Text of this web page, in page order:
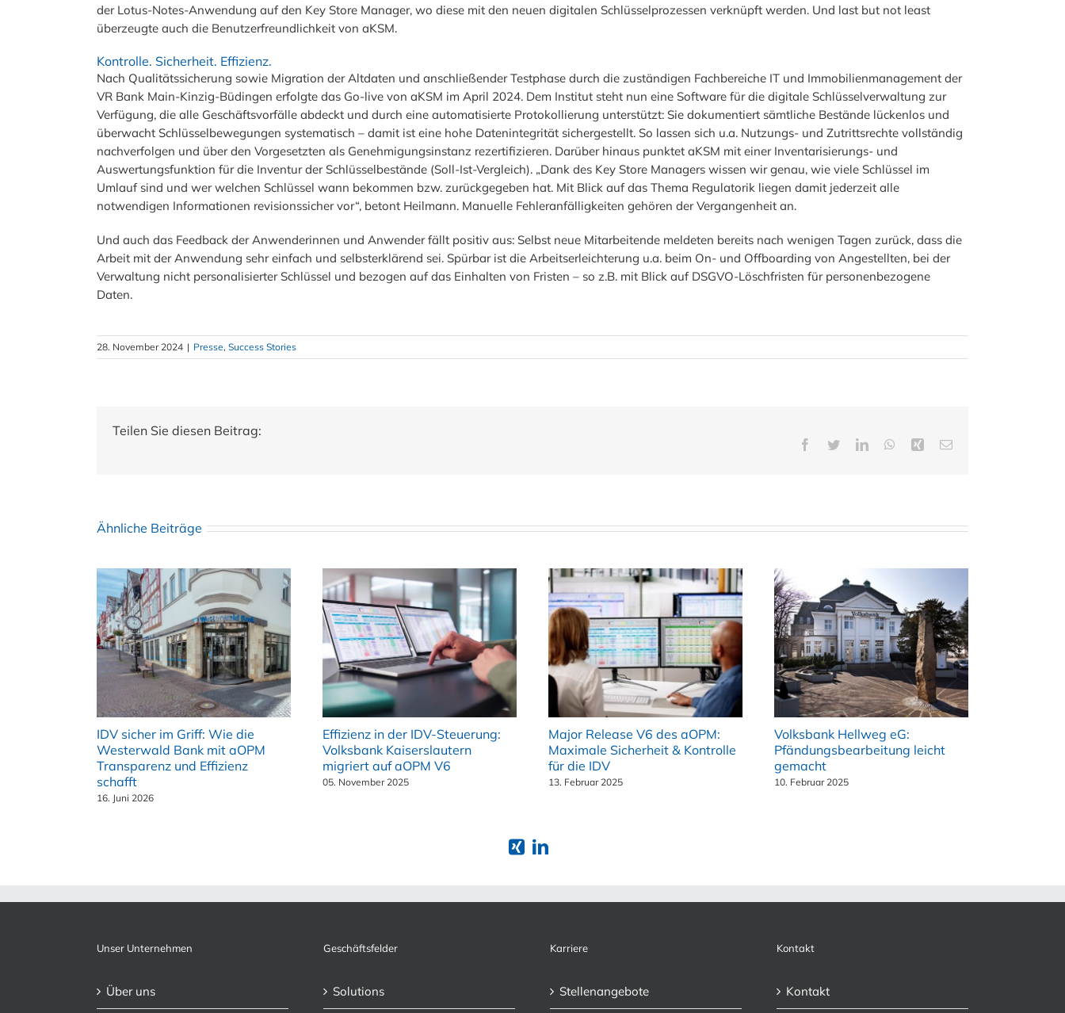
der Lotus-Notes-Anwendung auf den Key Store Manager, wo diese mit den neuen digitalen Schlüsselprozessen verknüpft werden. Und last but not least
überzeugte auch die Benutzerfreundlichkeit von aKSM.
Kontrolle. Sicherheit. Effizienz.
Nach Qualitätssicherung sowie Migration der Altdaten und anschließender Testphase durch die zuständigen Fachbereiche IT und Immobilienmanagement der
VR Bank Main-Kinzig-Büdingen erfolgte das Go-live von aKSM im April 2024. Dem Institut steht nun eine Software für die digitale Schlüsselverwaltung zur
Verfügung, die alle Geschäftsvorfälle abdeckt und durch eine automatisierte Protokollierung unterstützt: Sie dokumentiert sämtliche Bestände lückenlos und
überwacht Schlüsselbewegungen systematisch – damit ist eine hohe Datenintegrität sichergestellt. So lassen sich u.a. Nutzungs- und Zutrittsrechte vollständig
nachverfolgen und über den Vorgesetzten als Genehmigungsinstanz rezertifizieren. Darüber hinaus punktet aKSM mit einer Inventarisierungs- und
Auswertungsfunktion für die Inventur der Schlüsselbestände (Soll-Ist-Vergleich). „Dank des Key Store Managers wissen wir genau, wie viele Schlüssel im
Umlauf sind und wer welchen Schlüssel wann bekommen bzw. zurückgegeben hat. Mit Blick auf das Thema Regulatorik liegen damit jederzeit alle
notwendigen Informationen revisionssicher vor“, betont Heilmann. Manuelle Fehleranfälligkeiten gehören der Vergangenheit an.
Und auch das Feedback der Anwenderinnen und Anwender fällt positiv aus: Selbst neue Mitarbeitende meldeten bereits nach wenigen Tagen zurück, dass die
Arbeit mit der Anwendung sehr einfach und selbsterklärend sei. Spürbar ist die Arbeitserleichterung u.a. beim On- und Offboarding von Angestellten, bei der
Verwaltung nicht personalisierter Schlüssel und bezogen auf das Einhalten von Fristen – so z.B. mit Blick auf DSGVO-Löschfristen für personenbezogene
Daten.
28. November 2024 | Presse, Success Stories
Teilen Sie diesen Beitrag:
Ähnliche Beiträge
IDV sicher im Griff: Wie die
Westerwald Bank mit aOPM
Transparenz und Effizienz
schafft
16. Juni 2026
Effizienz in der IDV-Steuerung:
Volksbank Kaiserslautern
migriert auf aOPM V6
05. November 2025
Major Release V6 des aOPM:
Maximale Sicherheit & Kontrolle
für die IDV
13. Februar 2025
Volksbank Hellweg eG:
Pfändungsbearbeitung leicht
gemacht
10. Februar 2025
Unser Unternehmen
Über uns
Geschäftsfelder
Solutions
Karriere
Stellenangebote
Kontakt
Kontakt